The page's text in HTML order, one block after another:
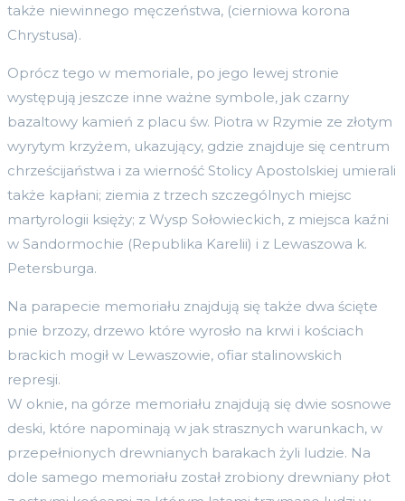
także niewinnego męczeństwa, (cierniowa korona
Chrystusa).
Oprócz tego w memoriale, po jego lewej stronie
występują jeszcze inne ważne symbole, jak czarny
bazaltowy kamień z placu św. Piotra w Rzymie ze złotym
wyrytym krzyżem, ukazujący, gdzie znajduje się centrum
chrześcijaństwa i za wierność Stolicy Apostolskiej umierali
także kapłani; ziemia z trzech szczególnych miejsc
martyrologii księży; z Wysp Sołowieckich, z miejsca kaźni
w Sandormochie (Republika Karelii) i z Lewaszowa k.
Petersburga.
Na parapecie memoriału znajdują się także dwa ścięte
pnie brzozy, drzewo które wyrosło na krwi i kościach
brackich mogił w Lewaszowie, ofiar stalinowskich
represji.
W oknie, na górze memoriału znajdują się dwie sosnowe
deski, które napominają w jak strasznych warunkach, w
przepełnionych drewnianych barakach żyli ludzie. Na
dole samego memoriału został zrobiony drewniany płot